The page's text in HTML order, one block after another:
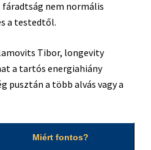
nem normális
a testedtől.
Tibor, longevity
a tartós energiahiány
pusztán a több alvás vagy a
Miért fontos?